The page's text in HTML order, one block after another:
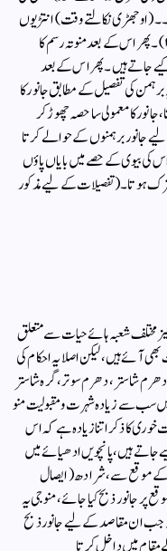
(اوجھڑی نکالتے وقت) انتڑیوں
کو مت کاٹو۔ (انگریزی مترجم مارٹن ہاؤگ،۲/۸۶،۸۷) ۔ پھر اس کے بعد منوتہ رسم کا
جاتے ہیں۔پھر اس کے بعد
کی تفصیل کے مطابق جانور کا
کا معمولی سا حصہ چھوڑ کر
جانور برہمنوں کے حوالے کرتا
کی بیوی کے حصے میں بایاں پاؤں
ہوتا ۔( تفصیلات کے لیے مذکور
مختلف شعبہ ہائے حیات سے متعلق
آئے ہیں، لیکن اصلا یہ احکام کی
دھرم شاستر، دھرم سوتر، گرہ شاستر
سب سے زیادہ شہرت ومقبولیت منو
کا ذکر اتنا زیادہ ہے کہ اس
ہیں، پانچویں ادھیائے میں
موقع سے، شرادھ (ایصال
جانور ذبح کیا جائے، منو جی یہ
جب ان مقاصد کے لیے جانور ذبح